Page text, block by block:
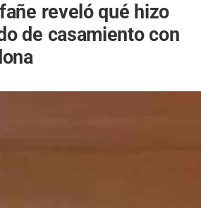
reveló qué hizo
de casamiento con